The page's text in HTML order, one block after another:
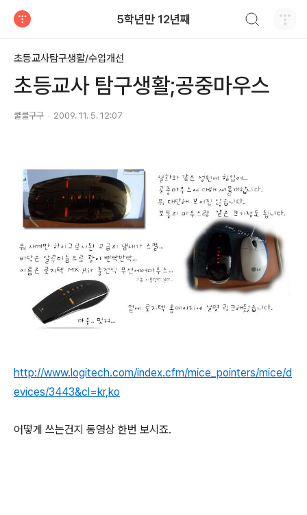
5학년만 12년째
초등교사탐구생활/수업개선
초등교사 탐구생활;공중마우스
쿨쿨구구 2009. 11. 5. 12:07
http://www.logitech.com/index.cfm/mice_pointers/mice/d
evices/3443&cl=kr,ko
어떻게 쓰는건지 동영상 한번 보시죠.